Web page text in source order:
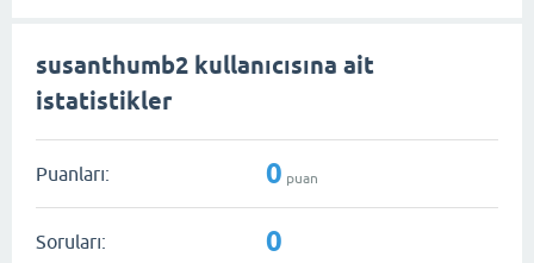
susanthumb2 kullanıcısına ait
istatistikler
Puanları: 0 puan
Soruları: 0